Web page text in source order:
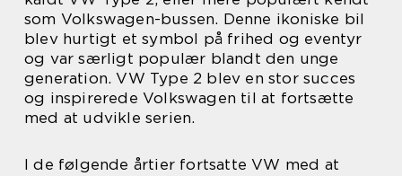
som Volkswagen-bussen. Denne ikoniske bil
blev hurtigt et symbol på frihed og eventyr
og var særligt populær blandt den unge
generation. VW Type 2 blev en stor succes
og inspirerede Volkswagen til at fortsætte
med at udvikle serien.
I de følgende årtier fortsatte VW med at